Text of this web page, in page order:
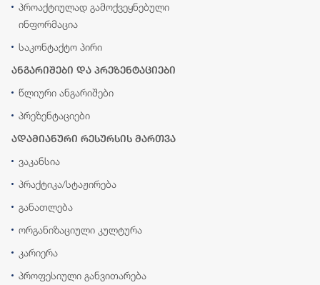
პროაქტიულად გამოქვეყნებული
ინფორმაცია
საკონტაქტო პირი
ანგარიშები და პრეზენტაციები
წლიური ანგარიშები
პრეზენტაციები
ადამიანური რესურსის მართვა
ვაკანსია
პრაქტიკა/სტაჟირება
განათლება
ორგანიზაციული კულტურა
კარიერა
პროფესიული განვითარება